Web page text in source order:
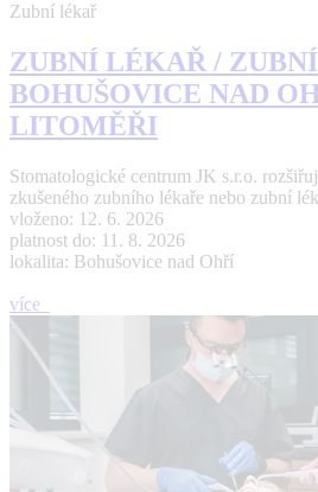
Zubní lékař
ZUBNÍ LÉKAŘ /
BOHUŠOVICE NAD
LITOMĚŘI
Stomatologické centrum JK s.r.o.
zkušeného zubního lékaře nebo zubní
vloženo: 12. 6. 2026
platnost do: 11. 8. 2026
lokalita: Bohušovice nad Ohří
více